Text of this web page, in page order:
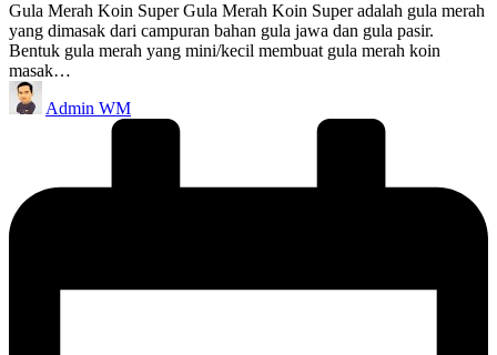
Gula Merah Koin Super Gula Merah Koin Super adalah gula merah
yang dimasak dari campuran bahan gula jawa dan gula pasir.
Bentuk gula merah yang mini/kecil membuat gula merah koin
masak…
Posted
by
Admin WM